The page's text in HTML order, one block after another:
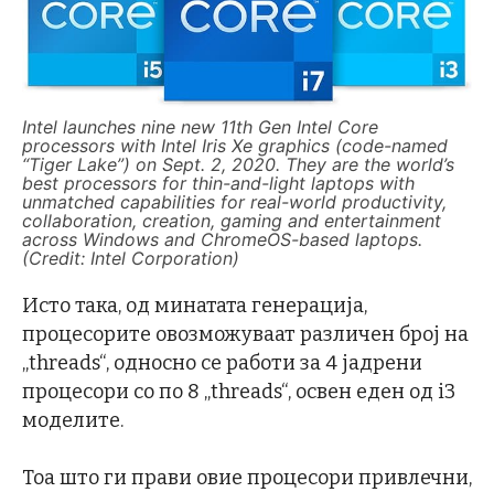
Intel launches nine new 11th Gen Intel Core
processors with Intel Iris Xe graphics (code-named
“Tiger Lake”) on Sept. 2, 2020. They are the world’s
best processors for thin-and-light laptops with
unmatched capabilities for real-world productivity,
collaboration, creation, gaming and entertainment
across Windows and ChromeOS-based laptops.
(Credit: Intel Corporation)
Исто така, од минатата генерација,
процесорите овозможуваат различен број на
„threads“, односно се работи за 4 јадрени
процесори со по 8 „threads“, освен еден од i3
моделите.
Тоа што ги прави овие процесори привлечни,